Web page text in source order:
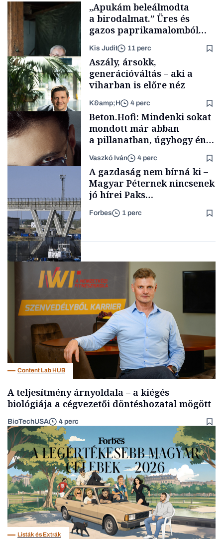
Családi
vállalkozások
„Apukám beleálmodta
a birodalmat.” Üres és
gazos paprikamalomból
fűszersztori
Kis Judit 11 perc
TÁMOGATÓI
Aszály, ársokk,
generációváltás – aki a
viharban is előre néz
K&amp;H 4 perc
Forbes-sztori
Beton.Hofi: Mindenki sokat
mondott már abban
a pillanatban, úgyhogy én
gondolataimat akartam
kimondani
Vaszkó Iván 4 perc
A gazdaság nem bírná ki –
Magyar Péternek nincsenek
jó hírei Paks
Forbes 1 perc
Content Lab HUB
A teljesítmény árnyoldala – a kiégés
biológiája a cégvezetői döntéshozatal mögött
BioTechUSA 4 perc
Listák és Extrák